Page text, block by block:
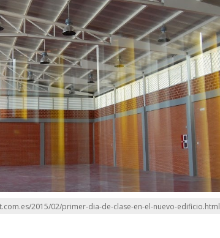
2015/02/primer-dia-de-clase-en-el-nuevo-edificio.html